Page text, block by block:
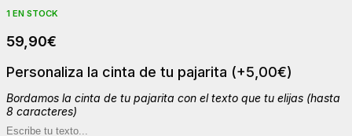
1 EN STOCK
59,90€
Personaliza la cinta de tu pajarita (+5,00€)
Bordamos la cinta de tu pajarita con el texto que tu elijas (hasta
8 caracteres)